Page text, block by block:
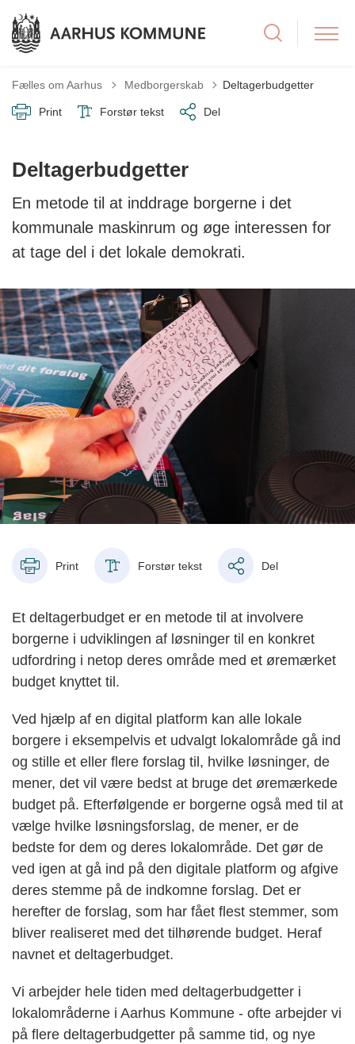
Fælles om Aarhus Tilbage til
Medborgerskab Deltagerbudgetter
Print Forstør tekst Del
Deltagerbudgetter
En metode til at inddrage borgerne i det
kommunale maskinrum og øge interessen for
at tage del i det lokale demokrati.
Print Forstør tekst Del
Et deltagerbudget er en metode til at involvere
borgerne i udviklingen af løsninger til en konkret
udfordring i netop deres område med et øremærket
budget knyttet til.
Ved hjælp af en digital platform kan alle lokale
borgere i eksempelvis et udvalgt lokalområde gå ind
og stille et eller flere forslag til, hvilke løsninger, de
mener, det vil være bedst at bruge det øremærkede
budget på. Efterfølgende er borgerne også med til at
vælge hvilke løsningsforslag, de mener, er de
bedste for dem og deres lokalområde. Det gør de
ved igen at gå ind på den digitale platform og afgive
deres stemme på de indkomne forslag. Det er
herefter de forslag, som har fået flest stemmer, som
bliver realiseret med det tilhørende budget. Heraf
navnet et deltagerbudget.
Vi arbejder hele tiden med deltagerbudgetter i
lokalområderne i Aarhus Kommune - ofte arbejder vi
på flere deltagerbudgetter på samme tid, og nye